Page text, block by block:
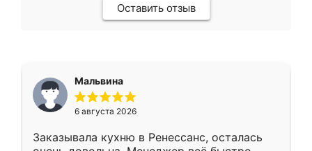
Оставить отзыв
Мальвина
6 августа 2026
Заказывала кухню в Ренессанс, осталась